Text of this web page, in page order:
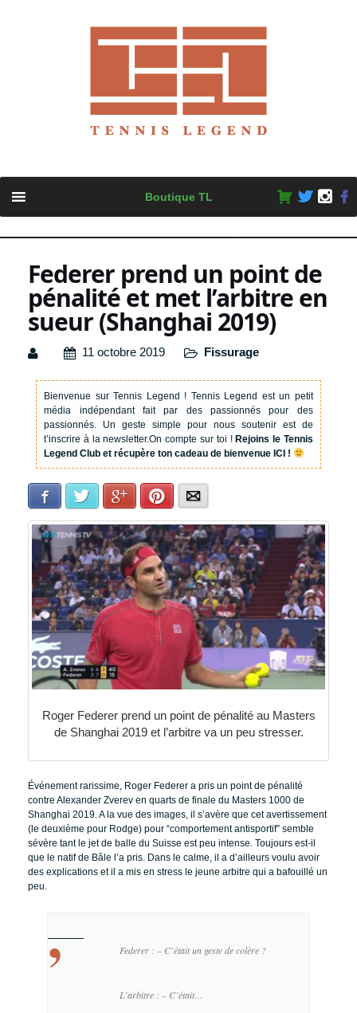
content
Boutique TL
Federer prend un point de
pénalité et met l’arbitre en
sueur (Shanghai 2019)
11 octobre 2019 Fissurage
Bienvenue sur Tennis Legend ! Tennis Legend est un petit
média indépendant fait par des passionnés pour des
passionnés. Un geste simple pour nous soutenir est de
t’inscrire à la newsletter.On compte sur toi !Rejoins le Tennis
Legend Club et récupère ton cadeau de bienvenue ICI !
Facebook Twitter Google+Pinterest
Roger Federer prend un point de pénalité au Masters
de Shanghai 2019 et l’arbitre va un peu stresser.
Événement rarissime, Roger Federer a pris un point de pénalité
contre Alexander Zverev en quarts de finale du Masters 1000 de
Shanghai 2019. A la vue des images, il s’avère que cet avertissement
(le deuxième pour Rodge) pour “comportement antisportif” semble
sévère tant le jet de balle du Suisse est peu intense. Toujours est-il
que le natif de Bâle l’a pris. Dans le calme, il a d’ailleurs voulu avoir
des explications et il a mis en stress le jeune arbitre qui a bafouillé un
peu.
Federer : – C’était un geste de colère ?
L’arbitre : – C’était…